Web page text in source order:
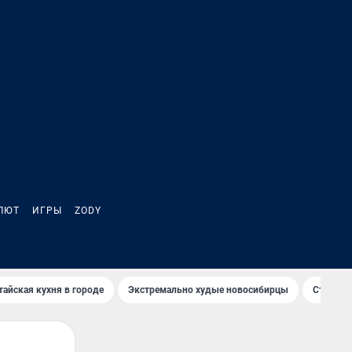
ИГРЫ ZODY
кухня в городе Экстремально худые новосибирцы Старт